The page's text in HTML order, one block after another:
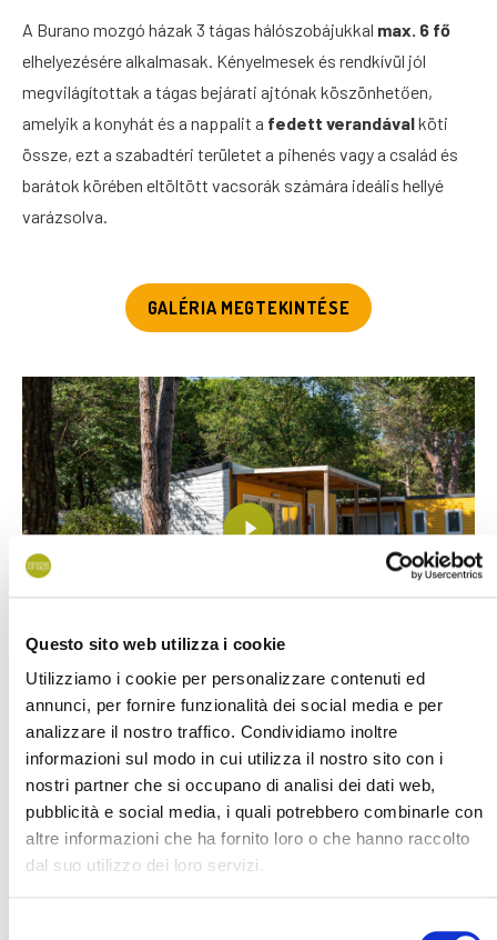
Questo sito web utilizza i cookie
Utilizziamo i cookie per personalizzare contenuti ed
annunci, per fornire funzionalità dei social media e per
analizzare il nostro traffico. Condividiamo inoltre
informazioni sul modo in cui utilizza il nostro sito con i
nostri partner che si occupano di analisi dei dati web,
pubblicità e social media, i quali potrebbero combinarle con
altre informazioni che ha fornito loro o che hanno raccolto
dal suo utilizzo dei loro servizi.
A Burano mozgó házak 3 tágas hálószobájukkal max. 6 fő
elhelyezésére alkalmasak. Kényelmesek és rendkívül jól
megvilágítottak a tágas bejárati ajtónak köszönhetően,
amelyik a konyhát és a nappalit a fedett verandávalköti
össze, ezt a szabadtéri területet a pihenés vagy a család és
barátok körében eltöltött vacsorák számára ideális hellyé
varázsolva.
GALÉRIA MEGTEKINTÉSE
A Burano mozgó házak a kemping egy nyugodt területén
helyezkednek el, atengerparttólnéhány lépésre, a str.37
snack bártól nem messze és néhány percnyi sétára a
fenyvesek között megbúvóúszómedencétől